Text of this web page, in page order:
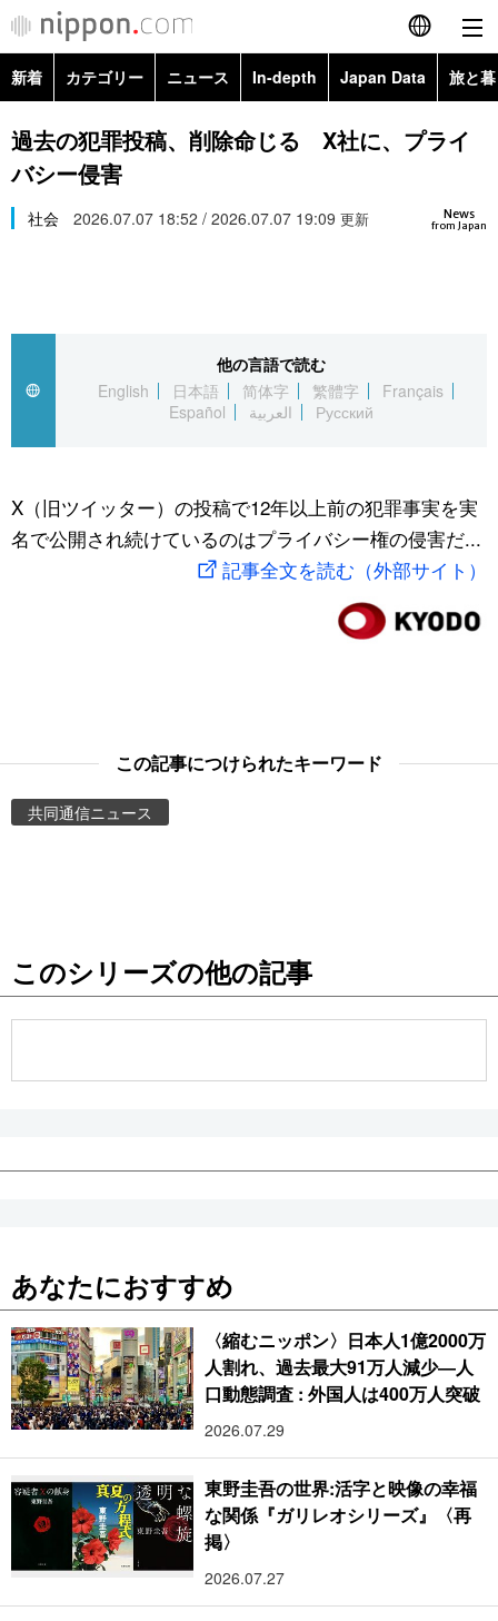
English
简体字
Русский
カテゴリー
経済・ビジネス
国際
文化
トップ
アーカイブ
In-depth
Japan Data
動画/Live
お知らせ
新着 カテゴリー ニュース In-depth Japan Data 旅と
政治・外交
経済・ビジネス
スポーツ・東京2020
Topics
過去の犯罪投稿、削除命じる X社に、プライ
バシー侵害
News
from Japan
社会 2026.07.07 18:52 / 2026.07.07 19:09 更新
他の言語で読む
English
日本語 简体字 繁體字
Français
Español
العربية Русский
X（旧ツイッター）の投稿で12年以上前の犯罪事実を実
名で公開され続けているのはプライバシー権の侵害だ...
記事全文を読む（外部サイト）
この記事につけられたキーワード
共同通信ニュース
このシリーズの他の記事
あなたにおすすめ
〈縮むニッポン〉日本人1億2000万
人割れ、過去最大91万人減少―人
口動態調査 : 外国人は400万人突破
2026.07.29
東野圭吾の世界:活字と映像の幸福
な関係『ガリレオシリーズ』〈再
掲〉
2026.07.27